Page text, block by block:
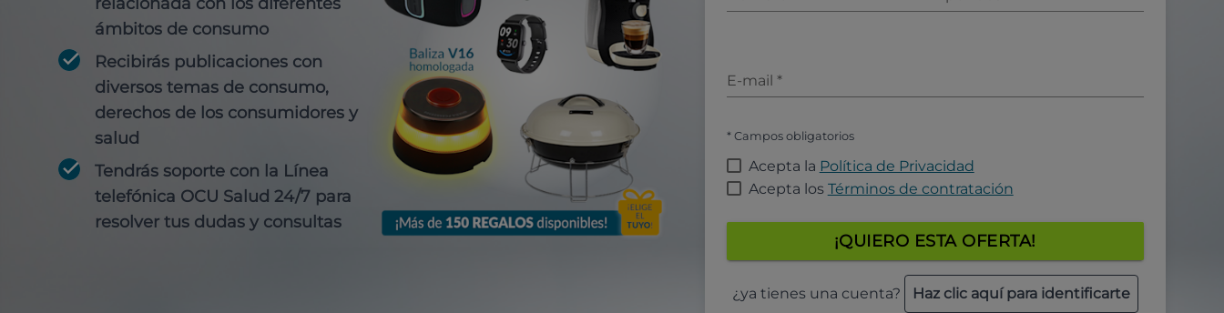
ámbitos de consumo
Recibirás publicaciones con
diversos temas de consumo,
derechos de los consumidores y
salud
Tendrás soporte con la Línea
telefónica OCU Salud 24/7 para
resolver tus dudas y consultas
E-mail *
* Campos obligatorios
Acepta la Política de Privacidad
Acepta los Términos de contratación
¡QUIERO ESTA OFERTA!
¿ya tienes una cuenta? Haz clic aquí para identificarte